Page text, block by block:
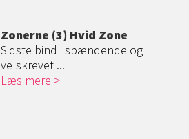
Zonerne (3) Hvid Zone
Sidste bind i spændende og
velskrevet ...
Læs mere